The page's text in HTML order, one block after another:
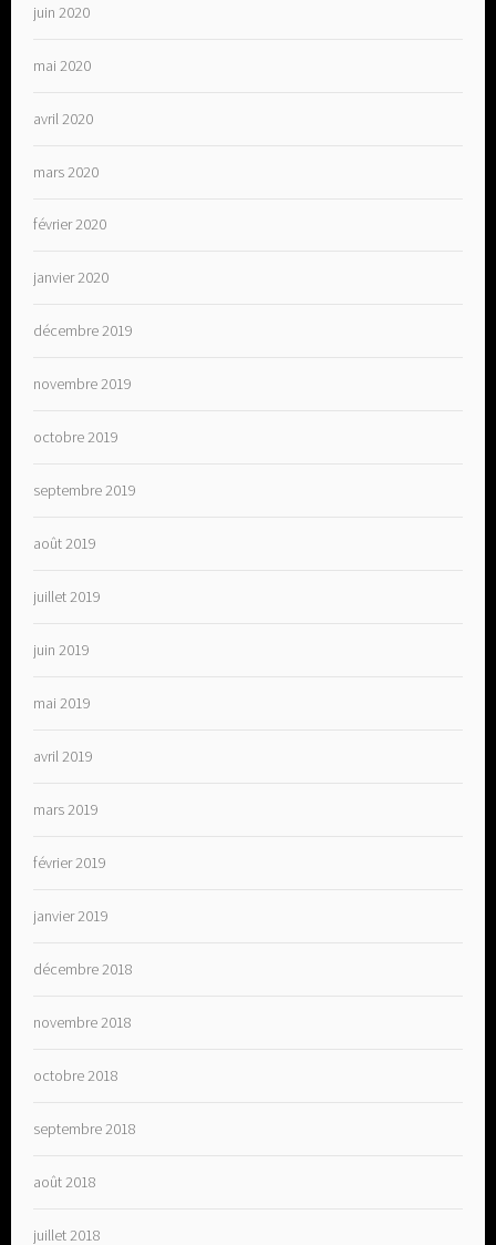
juin 2020
mai 2020
avril 2020
mars 2020
février 2020
janvier 2020
décembre 2019
novembre 2019
octobre 2019
septembre 2019
août 2019
juillet 2019
juin 2019
mai 2019
avril 2019
mars 2019
février 2019
janvier 2019
décembre 2018
novembre 2018
octobre 2018
septembre 2018
août 2018
juillet 2018